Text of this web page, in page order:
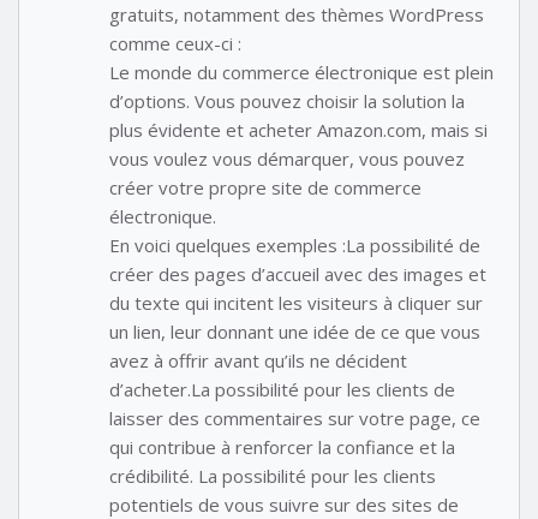
gratuits, notamment des thèmes WordPress
comme ceux-ci :
Le monde du commerce électronique est plein
d’options. Vous pouvez choisir la solution la
plus évidente et acheter Amazon.com, mais si
vous voulez vous démarquer, vous pouvez
créer votre propre site de commerce
électronique.
En voici quelques exemples :La possibilité de
créer des pages d’accueil avec des images et
du texte qui incitent les visiteurs à cliquer sur
un lien, leur donnant une idée de ce que vous
avez à offrir avant qu’ils ne décident
d’acheter.La possibilité pour les clients de
laisser des commentaires sur votre page, ce
qui contribue à renforcer la confiance et la
crédibilité. La possibilité pour les clients
potentiels de vous suivre sur des sites de